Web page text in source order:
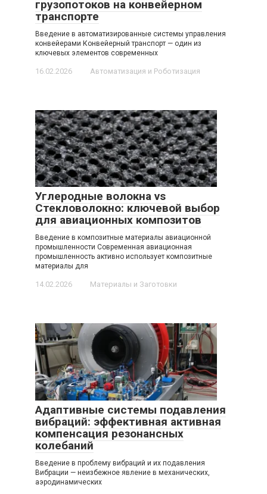
грузопотоков на конвейерном
транспорте
Введение в автоматизированные системы управления
конвейерами Конвейерный транспорт — один из
ключевых элементов современных
16.02.2026 Автоматизация и Роботизация
Углеродные волокна vs
Стекловолокно: ключевой выбор
для авиационных композитов
Введение в композитные материалы авиационной
промышленности Современная авиационная
промышленность активно использует композитные
материалы для
14.02.2026 Материалы и Заготовки
Адаптивные системы подавления
вибраций: эффективная активная
компенсация резонансных
колебаний
Введение в проблему вибраций и их подавления
Вибрации — неизбежное явление в механических,
аэродинамических